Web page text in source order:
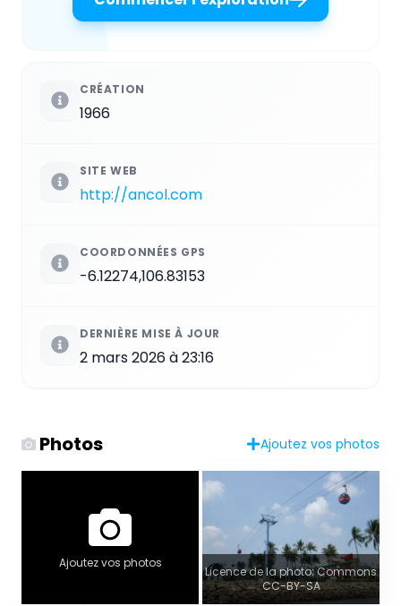
CRÉATION
1966
SITE WEB
http://ancol.com
COORDONNÉES GPS
-6.12274,106.83153
DERNIÈRE MISE À JOUR
2 mars 2026 à 23:16
Photos Ajoutez vos photos
Ajoutez vos photos
Licence de la photo: Commons
CC-BY-SA